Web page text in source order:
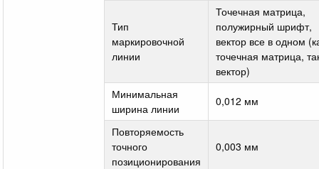
Тип
маркировочной
линии
Точечная матрица,
полужирный шрифт,
вектор все в одном
точечная матрица,
вектор)
Минимальная
ширина линии
0,012 мм
Повторяемость
точного
позиционирования
0,003 мм